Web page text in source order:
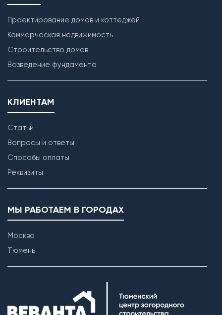
Возведение внутренних перегородок
Проектирование домов и коттеджей
Коммерческая недвижимость
Строительство домов
Возведение фундамента
КЛИЕНТАМ
Статьи
Вопросы и ответы
Способы оплаты
Реквизиты
МЫ РАБОТАЕМ В ГОРОДАХ
Москва
Тюмень